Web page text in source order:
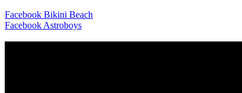
Facebook Bikini Beach
Facebook Astroboys